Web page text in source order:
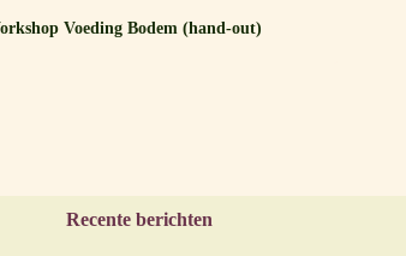
Voeding Bodem (hand-out)
Recente berichten